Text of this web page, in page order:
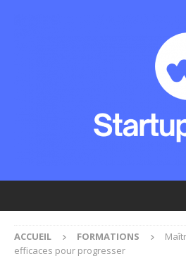
ACCUEIL FORMATIONS
efficaces pour progresser